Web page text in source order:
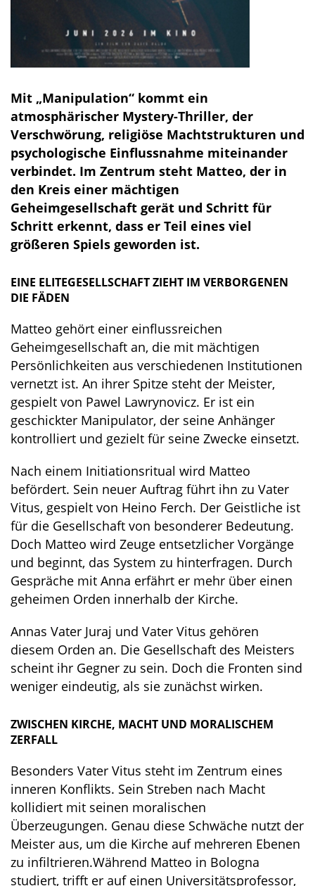
Mit „Manipulation“ kommt ein
atmosphärischer Mystery-Thriller, der
Verschwörung, religiöse Machtstrukturen und
psychologische Einflussnahme miteinander
verbindet. Im Zentrum steht Matteo, der in
den Kreis einer mächtigen
Geheimgesellschaft gerät und Schritt für
Schritt erkennt, dass er Teil eines viel
größeren Spiels geworden ist.
EINE ELITEGESELLSCHAFT ZIEHT IM VERBORGENEN
DIE FÄDEN
Matteo gehört einer einflussreichen
Geheimgesellschaft an, die mit mächtigen
Persönlichkeiten aus verschiedenen Institutionen
vernetzt ist. An ihrer Spitze steht der Meister,
gespielt von Pawel Lawrynovicz. Er ist ein
geschickter Manipulator, der seine Anhänger
kontrolliert und gezielt für seine Zwecke einsetzt.
Nach einem Initiationsritual wird Matteo
befördert. Sein neuer Auftrag führt ihn zu Vater
Vitus, gespielt von Heino Ferch. Der Geistliche ist
für die Gesellschaft von besonderer Bedeutung.
Doch Matteo wird Zeuge entsetzlicher Vorgänge
und beginnt, das System zu hinterfragen. Durch
Gespräche mit Anna erfährt er mehr über einen
geheimen Orden innerhalb der Kirche.
Annas Vater Juraj und Vater Vitus gehören
diesem Orden an. Die Gesellschaft des Meisters
scheint ihr Gegner zu sein. Doch die Fronten sind
weniger eindeutig, als sie zunächst wirken.
ZWISCHEN KIRCHE, MACHT UND MORALISCHEM
ZERFALL
Besonders Vater Vitus steht im Zentrum eines
inneren Konflikts. Sein Streben nach Macht
kollidiert mit seinen moralischen
Überzeugungen. Genau diese Schwäche nutzt der
Meister aus, um die Kirche auf mehreren Ebenen
zu infiltrieren.Während Matteo in Bologna
studiert, trifft er auf einen Universitätsprofessor,